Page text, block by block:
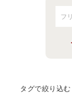
タグで絞り込む